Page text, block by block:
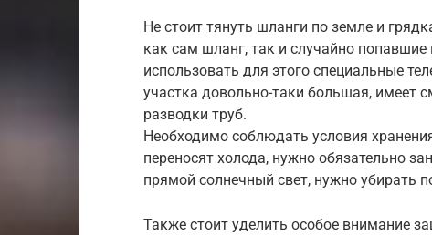
Не стоит тянуть шланги по земле и
как сам шланг, так и случайно
использовать для этого специальные
участка довольно-таки большая, имеет
разводки труб.
Необходимо соблюдать условия
переносят холода, нужно обязательно
прямой солнечный свет, нужно убирать
Также стоит уделить особое внимание